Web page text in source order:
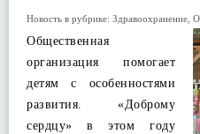
Новость в рубрике: Здравоохранение
Общественная
организация помогает
детям с особенностями
развития. «Доброму
сердцу» в этом году